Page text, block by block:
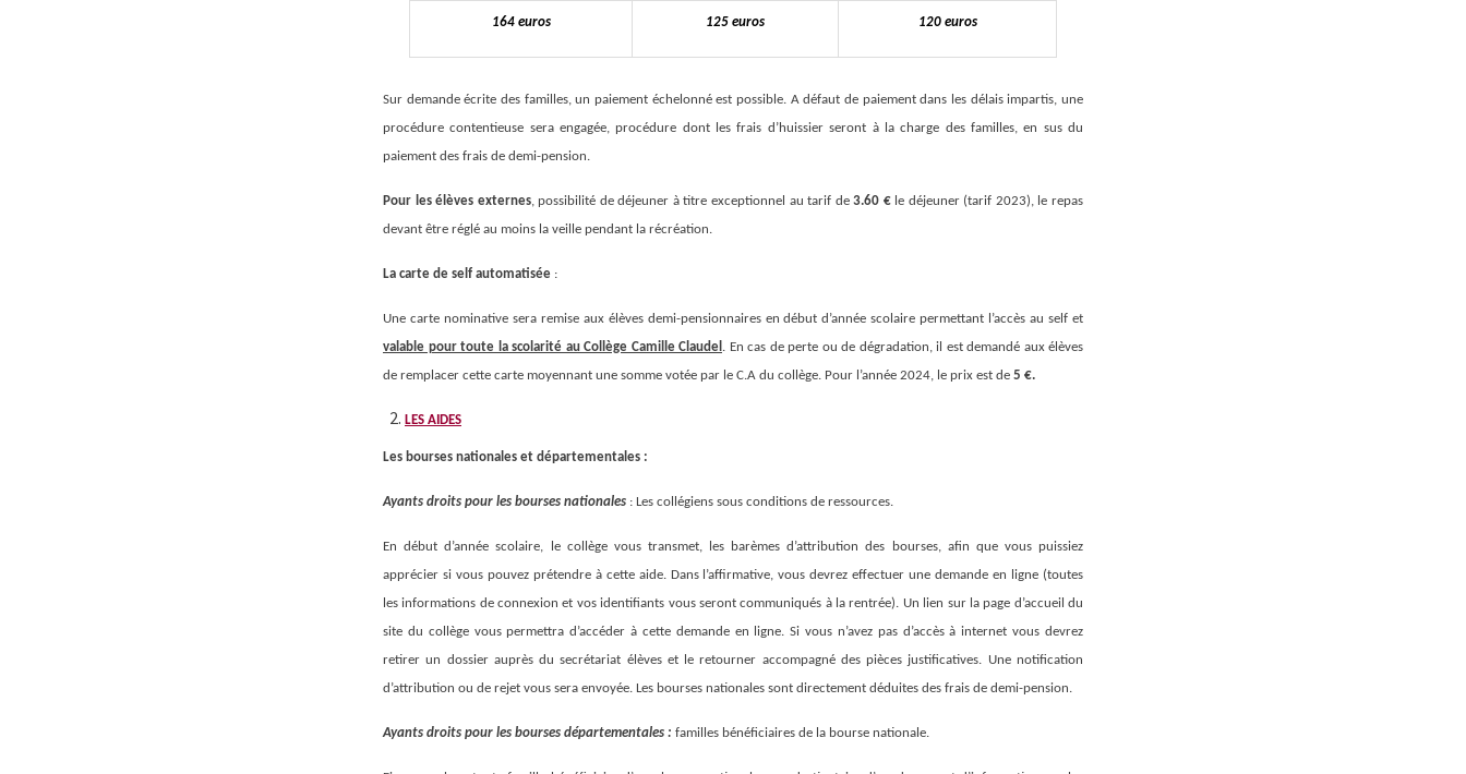
164 euros 125 euros 120 euros
Sur demande écrite des familles, un paiement échelonné est possible. A défaut de paiement dans les délais impartis, une
procédure contentieuse sera engagée, procédure dont les frais d’huissier seront à la charge des familles, en sus du
paiement des frais de demi-pension.
Pour les élèves externes, possibilité de déjeuner à titre exceptionnel au tarif de3.60 €le déjeuner (tarif 2023), le repas
devant être réglé au moins la veille pendant la récréation.
La carte de self automatisée :
Une carte nominative sera remise aux élèves demi-pensionnaires en début d’année scolaire permettant l’accès au self et
valable pour toute la scolarité au Collège Camille Claudel . En cas de perte ou de dégradation, il est demandé aux élèves
de remplacer cette carte moyennant une somme votée par le C.A du collège. Pour l’année 2024, le prix est de 5 €.
LES AIDES
Les bourses nationales et départementales :
Ayants droits pour les bourses nationales : Les collégiens sous conditions de ressources.
En début d’année scolaire, le collège vous transmet, les barèmes d’attribution des bourses, afin que vous puissiez
apprécier si vous pouvez prétendre à cette aide. Dans l’affirmative, vous devrez effectuer une demande en ligne (toutes
les informations de connexion et vos identifiants vous seront communiqués à la rentrée). Un lien sur la page d’accueil du
site du collège vous permettra d’accéder à cette demande en ligne. Si vous n’avez pas d’accès à internet vous devrez
retirer un dossier auprès du secrétariat élèves et le retourner accompagné des pièces justificatives. Une notification
d’attribution ou de rejet vous sera envoyée. Les bourses nationales sont directement déduites des frais de demi-pension.
Ayants droits pour les bourses départementales : familles bénéficiaires de la bourse nationale.